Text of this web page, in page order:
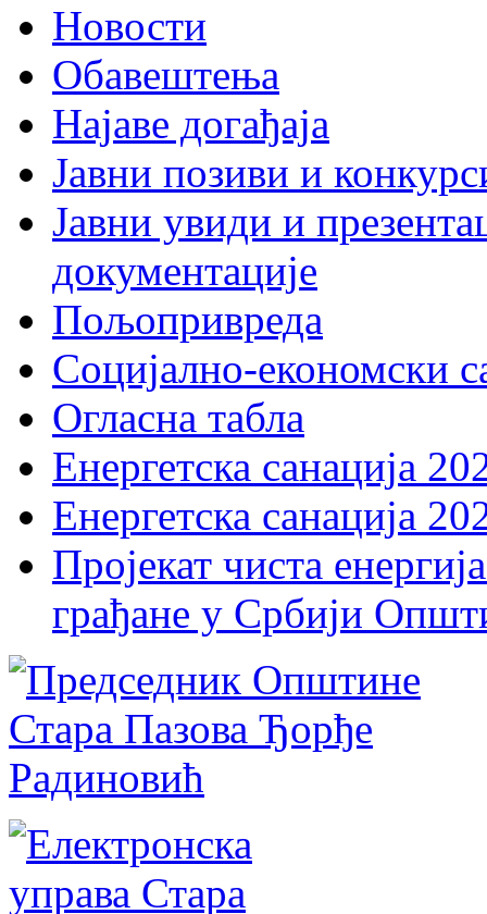
Новости
Обавештења
Најаве догађаја
Јавни позиви и
Јавни увиди и
документације
Пољопривреда
Социјално-економски
Огласна табла
Енергетска санација
Енергетска санација
Пројекат чиста
грађане у Србији